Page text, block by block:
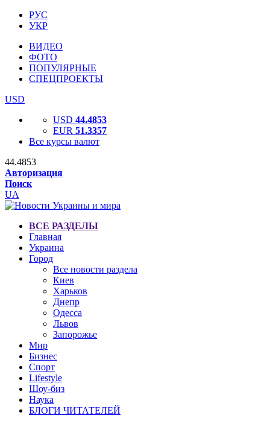
РУС
УКР
ВИДЕО
ФОТО
ПОПУЛЯРНЫЕ
СПЕЦПРОЕКТЫ
USD
USD 44.4853
EUR 51.3357
Все курсы валют
44.4853
Авторизация
Поиск
UA
ВСЕ РАЗДЕЛЫ
Главная
Украина
Город
Все новости раздела
Киев
Харьков
Днепр
Одесса
Львов
Запорожье
Мир
Бизнес
Спорт
Lifestyle
Шоу-биз
Наука
БЛОГИ ЧИТАТЕЛЕЙ